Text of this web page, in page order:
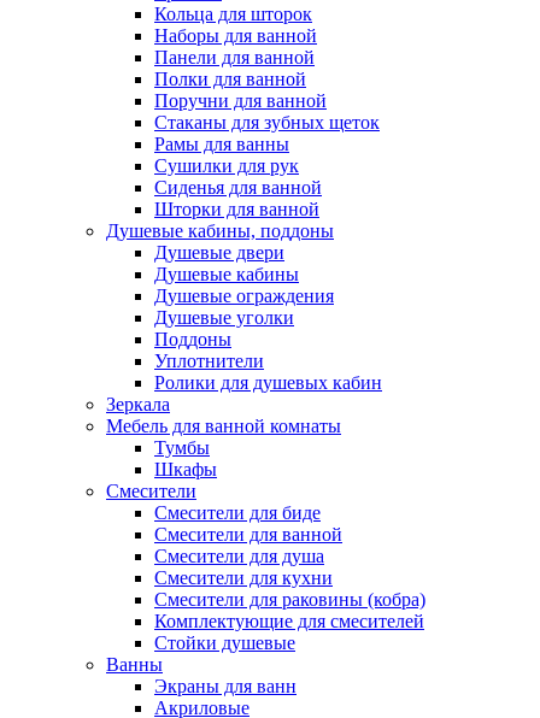
Кольца для шторок
Наборы для ванной
Панели для ванной
Полки для ванной
Поручни для ванной
Стаканы для зубных щеток
Рамы для ванны
Сушилки для рук
Сиденья для ванной
Шторки для ванной
Душевые кабины, поддоны
Душевые двери
Душевые кабины
Душевые ограждения
Душевые уголки
Поддоны
Уплотнители
Ролики для душевых кабин
Зеркала
Мебель для ванной комнаты
Тумбы
Шкафы
Смесители
Смесители для биде
Смесители для ванной
Смесители для душа
Смесители для кухни
Смесители для раковины (кобра)
Комплектующие для смесителей
Стойки душевые
Ванны
Экраны для ванн
Акриловые